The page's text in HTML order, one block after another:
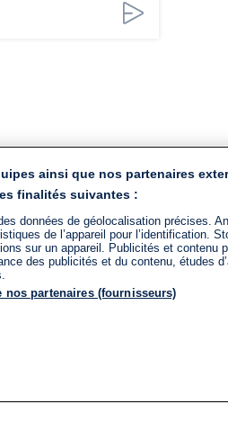
ainsi que nos partenaires
finalités suivantes :
données de géolocalisation précises.
de l’appareil pour l’identification.
sur un appareil. Publicités et contenu
des publicités et du contenu, études
nos partenaires (fournisseurs)